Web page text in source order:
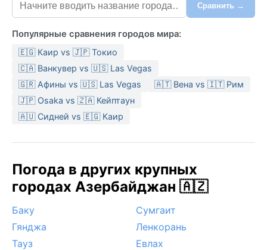
Сравнить →
Популярные сравнения городов мира:
🇪🇬 Каир vs 🇯🇵 Токио
🇨🇦 Ванкувер vs 🇺🇸 Las Vegas
🇬🇷 Афины vs 🇺🇸 Las Vegas
🇦🇹 Вена vs 🇮🇹 Рим
🇯🇵 Osaka vs 🇿🇦 Кейптаун
🇦🇺 Сидней vs 🇪🇬 Каир
Погода в других крупных
городах Азербайджан 🇦🇿
Баку
Сумгаит
Гянджа
Ленкорань
Тауз
Евлах